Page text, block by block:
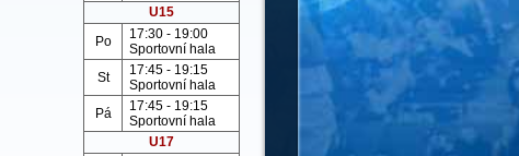
U15
Po
17:30 - 19:00
Sportovní hala
St
17:45 - 19:15
Sportovní hala
Pá
17:45 - 19:15
Sportovní hala
U17